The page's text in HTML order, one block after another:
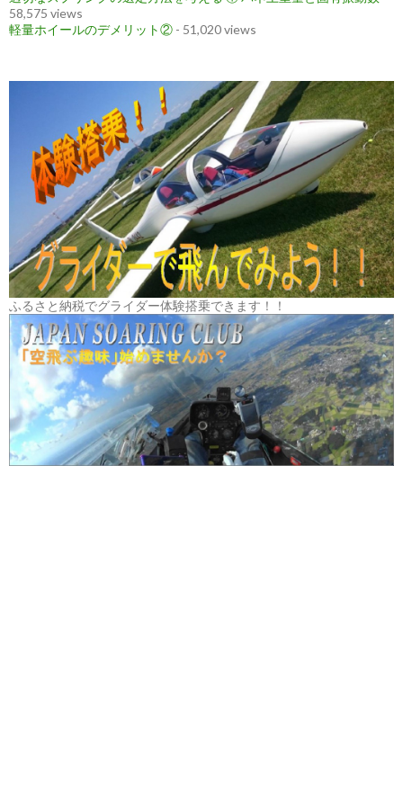
58,575 views
軽量ホイールのデメリット② - 51,020 views
ふるさと納税でグライダー体験搭乗できます！！